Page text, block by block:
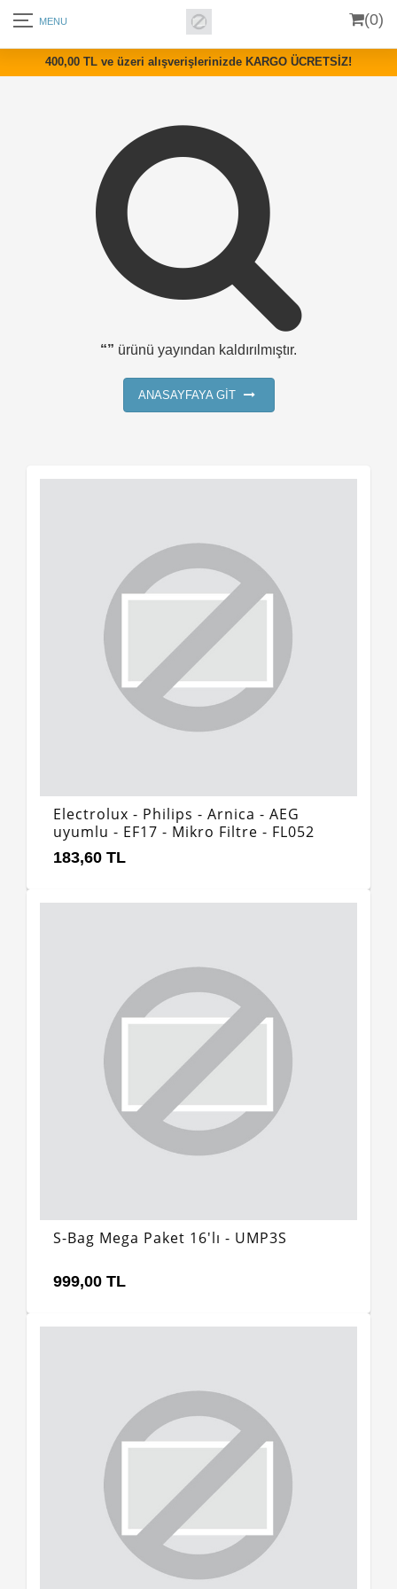
400,00 TL ve üzeri alışverişlerinizde KARGO ÜCRETSİZ!
(0)
“” ürünü yayından kaldırılmıştır.
ANASAYFAYA GİT
Electrolux - Philips - Arnica - AEG
uyumlu - EF17 - Mikro Filtre - FL052
183,60 TL
S-Bag Mega Paket 16'lı - UMP3S
999,00 TL